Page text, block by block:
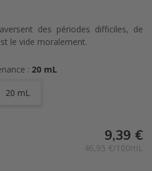
des périodes difficiles, de
le vide moralement.
: 20 mL
20 mL
9,39 €
46,95 €/100mL